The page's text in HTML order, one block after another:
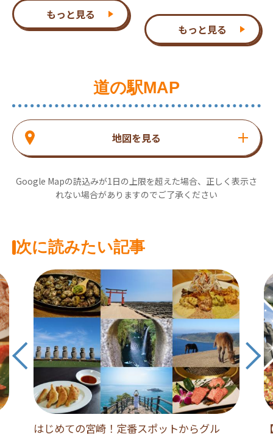
もっと見る
もっと見る
道の駅MAP
地図を見る
Google Mapの読込みが1日の上限を超えた場合、正しく表示さ
れない場合がありますのでご了承ください
次に読みたい記事
はじめての宮崎！定番スポットからグル